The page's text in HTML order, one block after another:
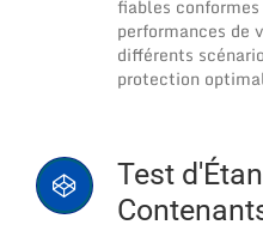
fiables
performances de
différents
protection
Test